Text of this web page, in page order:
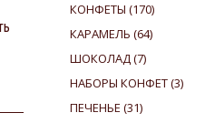
КОНФЕТЫ (170)
КАРАМЕЛЬ (64)
ШОКОЛАД(7)
НАБОРЫ КОНФЕТ(3)
ПЕЧЕНЬЕ (31)